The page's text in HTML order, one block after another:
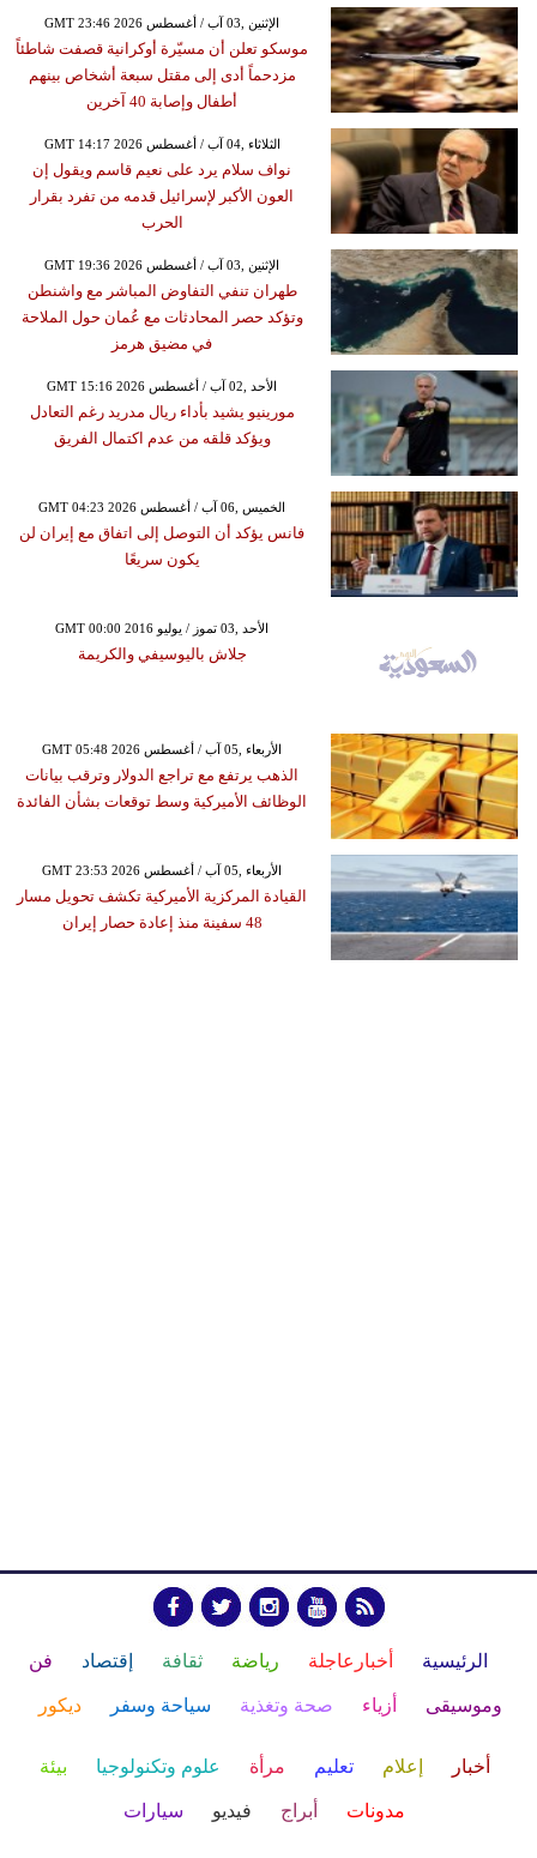
GMT 23:46 2026 الإثنين ,03 آب / أغسطس
موسكو تعلن أن مسيّرة أوكرانية قصفت شاطئاً
مزدحماً أدى إلى مقتل سبعة أشخاص بينهم
أطفال وإصابة 40 آخرين
GMT 14:17 2026 الثلاثاء ,04 آب / أغسطس
نواف سلام يرد على نعيم قاسم ويقول إن
العون الأكبر لإسرائيل قدمه من تفرد بقرار
الحرب
GMT 19:36 2026 الإثنين ,03 آب / أغسطس
طهران تنفي التفاوض المباشر مع واشنطن
وتؤكد حصر المحادثات مع عُمان حول الملاحة
في مضيق هرمز
GMT 15:16 2026 الأحد ,02 آب / أغسطس
مورينيو يشيد بأداء ريال مدريد رغم التعادل
ويؤكد قلقه من عدم اكتمال الفريق
GMT 04:23 2026 الخميس ,06 آب / أغسطس
فانس يؤكد أن التوصل إلى اتفاق مع إيران لن
يكون سريعًا
GMT 00:00 2016 الأحد ,03 تموز / يوليو
جلاش باليوسيفي والكريمة
GMT 05:48 2026 الأربعاء ,05 آب / أغسطس
الذهب يرتفع مع تراجع الدولار وترقب بيانات
الوظائف الأميركية وسط توقعات بشأن الفائدة
GMT 23:53 2026 الأربعاء ,05 آب / أغسطس
القيادة المركزية الأميركية تكشف تحويل مسار
48 سفينة منذ إعادة حصار إيران
الرئيسية أخبارعاجلة رياضة ثقافة إقتصاد فن
وموسيقى أزياء صحة وتغذية سياحة وسفر ديكور
أخبار إعلام تعليم مرأة علوم وتكنولوجيا بيئة
مدونات أبراج فيديو سيارات